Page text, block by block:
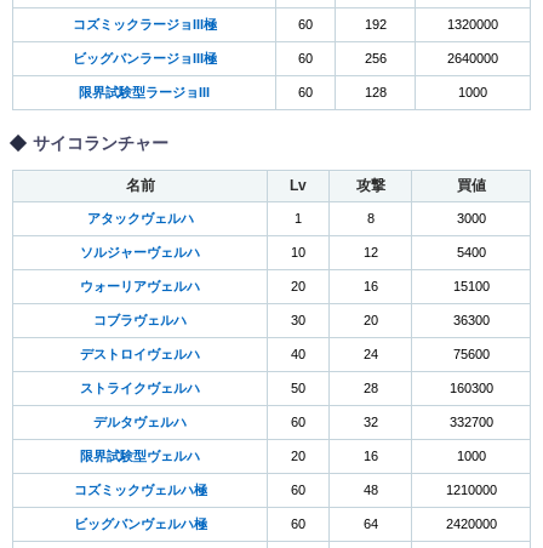
コズミックラージョIII極 60 192 1320000
ビッグバンラージョIII極 60 256 2640000
限界試験型ラージョIII 60 128 1000
サイコランチャー
名前 Lv 攻撃 買値
アタックヴェルハ 1 8 3000
ソルジャーヴェルハ 10 12 5400
ウォーリアヴェルハ 20 16 15100
コブラヴェルハ 30 20 36300
デストロイヴェルハ 40 24 75600
ストライクヴェルハ 50 28 160300
デルタヴェルハ 60 32 332700
限界試験型ヴェルハ 20 16 1000
コズミックヴェルハ極 60 48 1210000
ビッグバンヴェルハ極 60 64 2420000